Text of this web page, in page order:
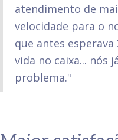
atendimento de
velocidade para o
que antes
vida no caixa... nós
problema."